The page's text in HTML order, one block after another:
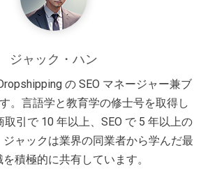
ジャック・ハン
の SEO マネージャー兼ブ
。言語学と教育学の修士号を取得し
引で 10 年以上、SEO で 5 年以上の
ャックは業界の同業者から学んだ最
積極的に共有しています。